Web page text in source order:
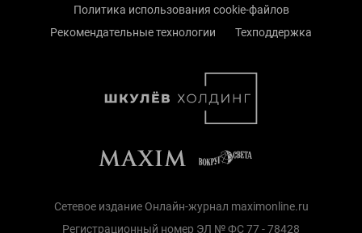
Политика использования cookie-файлов
Рекомендательные технологии
Техподдержка
Сетевое издание Онлайн-журнал maximonline.ru
Регистрационный номер ЭЛ № ФС 77 - 78428